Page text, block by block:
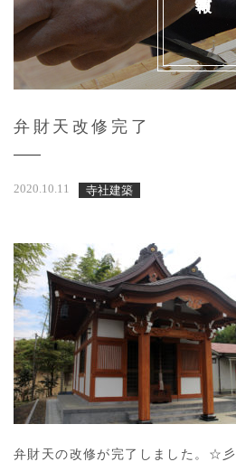
弁財天改修完了
2020.10.11 寺社建築
弁財天の改修が完了しました。☆彡